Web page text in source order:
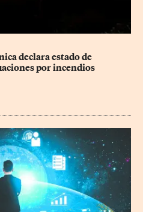
declara estado de
por incendios